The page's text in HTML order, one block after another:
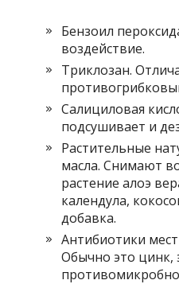
Бензоил
воздействие.
Триклозан.
Салициловая
подсушивает и
Растительные
масла. Снимают
растение алоэ
календула,
добавка.
Антибиотики
Обычно это цинк,